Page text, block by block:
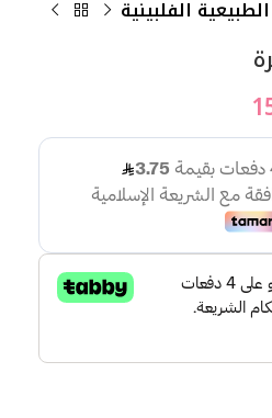
الفلبينية